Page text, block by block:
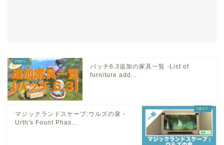
パッチ6.3追加の家具一覧 -List of
furniture add...
マジックランドスケープ:ウルズの泉 -
Urth's Fount Phas...